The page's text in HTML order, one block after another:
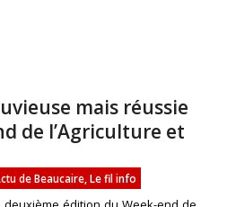
mais réussie
de l’Agriculture et
de Beaucaire, Le fil info